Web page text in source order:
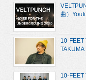
曲）
10-FEET
TAKUMA
10-FEET